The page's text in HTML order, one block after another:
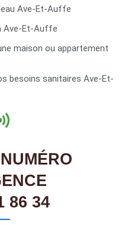
Ave-Et-Auffe
Ave-Et-Auffe
maison ou appartement
besoins sanitaires Ave-Et-
86 34